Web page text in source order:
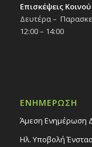
Επισκέψεις
Δευτέρα –
12:00 – 14:00
ΕΝΗΜΕΡΩΣΗ
Άμεση Ενημέρωση
Ηλ. Υποβολή